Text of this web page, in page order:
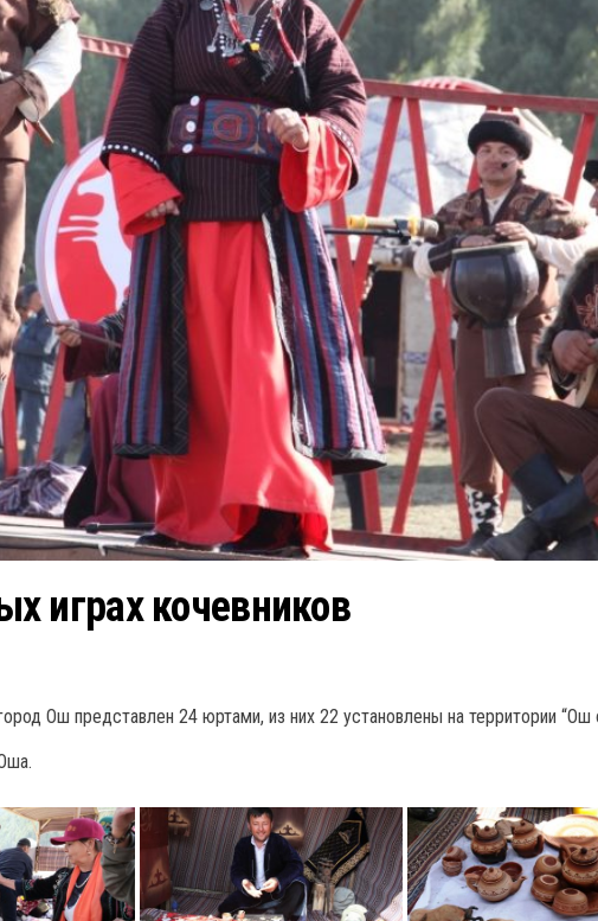
играх кочевников
Ош представлен 24 юртами, из них 22 установлены на территории